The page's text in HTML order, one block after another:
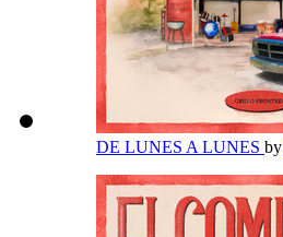
DE LUNES A LUNES by